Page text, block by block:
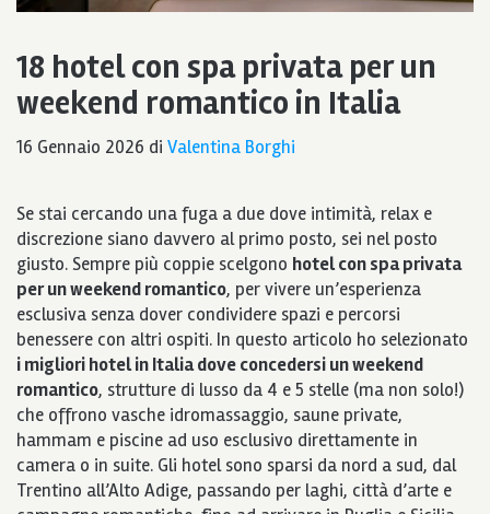
18 hotel con spa privata per un
weekend romantico in Italia
16 Gennaio 2026 di Valentina Borghi
Se stai cercando una fuga a due dove intimità, relax e
discrezione siano davvero al primo posto, sei nel posto
giusto. Sempre più coppie scelgono hotel con spa privata
per un weekend romantico, per vivere un’esperienza
esclusiva senza dover condividere spazi e percorsi
benessere con altri ospiti. In questo articolo ho selezionato
i migliori hotel in Italia dove concedersi un weekend
romantico, strutture di lusso da 4 e 5 stelle (ma non solo!)
che offrono vasche idromassaggio, saune private,
hammam e piscine ad uso esclusivo direttamente in
camera o in suite. Gli hotel sono sparsi da nord a sud, dal
Trentino all’Alto Adige, passando per laghi, città d’arte e